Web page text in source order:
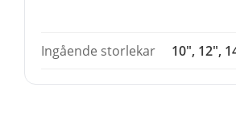
pukparken, med ett anslag som
Ingående storlekar 10", 12",